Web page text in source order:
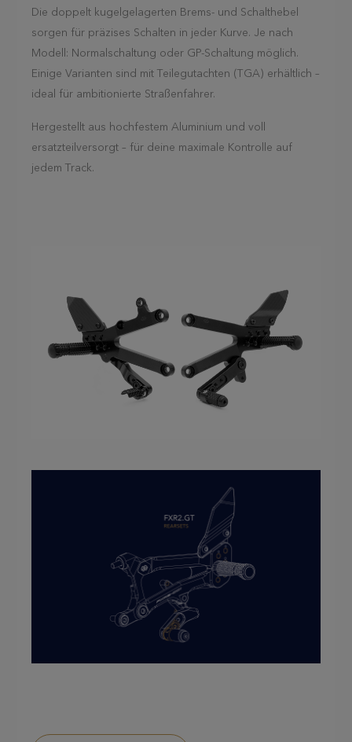
Die doppelt kugelgelagerten Brems- und Schalthebel
sorgen für präzises Schalten in jeder Kurve. Je nach
Modell: Normalschaltung oder GP-Schaltung möglich.
Einige Varianten sind mit Teilegutachten (TGA) erhältlich –
ideal für ambitionierte Straßenfahrer.
Hergestellt aus hochfestem Aluminium und voll
ersatzteilversorgt – für deine maximale Kontrolle auf
jedem Track.